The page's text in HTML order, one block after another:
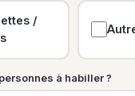
/
à habiller ?